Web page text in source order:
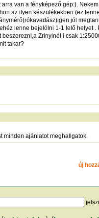
van a fényképező gép:).
az ilyen készülékekben (ez
jól
lenne bejelölni 1-1 lelő helyet
Zrinyinél i csak
takar?
minden ajánlatot meghallgatok.
új